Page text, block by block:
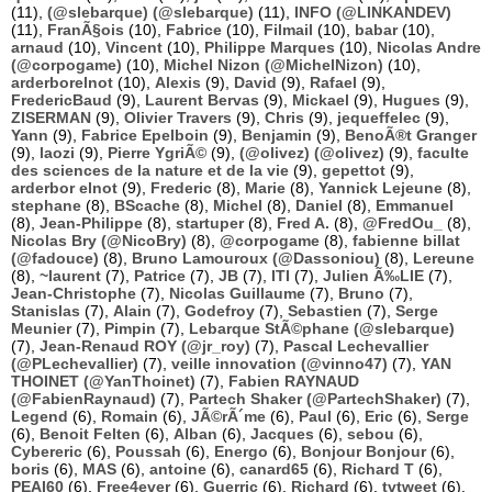
(11), (@slebarque) (@slebarque) (11), INFO (@LINKANDEV)
(11), FranÃ§ois (10), Fabrice (10), Filmail (10), babar(10),
arnaud (10), Vincent (10), Philippe Marques (10), Nicolas Andre
(@corpogame) (10), Michel Nizon (@MichelNizon) (10),
arderborelnot (10), Alexis (9), David (9), Rafael (9),
FredericBaud (9), Laurent Bervas (9), Mickael (9), Hugues (9),
ZISERMAN (9), Olivier Travers (9), Chris (9), jequeffelec (9),
Yann (9), Fabrice Epelboin (9), Benjamin (9), BenoÃ®t Granger
(9), laozi (9), Pierre YgriÃ© (9), (@olivez) (@olivez) (9), faculte
des sciences de la nature et de la vie (9), gepettot (9),
arderbor elnot (9), Frederic (8), Marie (8), Yannick Lejeune (8),
stephane (8), BScache (8), Michel (8), Daniel (8), Emmanuel
(8), Jean-Philippe (8), startuper(8), Fred A. (8), @FredOu_
(8),
Nicolas Bry (@NicoBry) (8), @corpogame (8), fabienne billat
(@fadouce) (8), Bruno Lamouroux (@Dassoniou) (8), Lereune
(8), ~laurent (7), Patrice (7), JB (7), ITI (7), Julien Ã‰LIE (7),
Jean-Christophe (7), Nicolas Guillaume (7), Bruno (7),
Stanislas (7), Alain (7), Godefroy (7), Sebastien (7), Serge
Meunier(7), Pimpin (7), Lebarque StÃ©phane (@slebarque)
(7), Jean-Renaud ROY (@jr_roy) (7), Pascal Lechevallier
(@PLechevallier) (7), veille innovation (@vinno47) (7), YAN
THOINET (@YanThoinet) (7), Fabien RAYNAUD
(@FabienRaynaud) (7), Partech Shaker (@PartechShaker) (7),
Legend (6), Romain (6), JÃ©rÃ´me (6), Paul (6), Eric (6), Serge
(6), Benoit Felten (6), Alban (6), Jacques (6), sebou (6),
Cybereric (6), Poussah (6), Energo (6), Bonjour Bonjour(6),
boris (6), MAS (6), antoine (6), canard65 (6), Richard T (6),
PEAI60 (6), Free4ever(6), Guerric (6), Richard (6), tvtweet (6),